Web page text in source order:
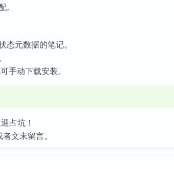
元数据的笔记。
手动下载安装。
占坑！
文末留言。